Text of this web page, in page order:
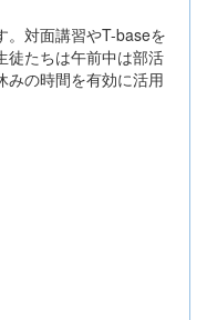
対面講習やT-baseを
徒たちは午前中は部活
みの時間を有効に活用